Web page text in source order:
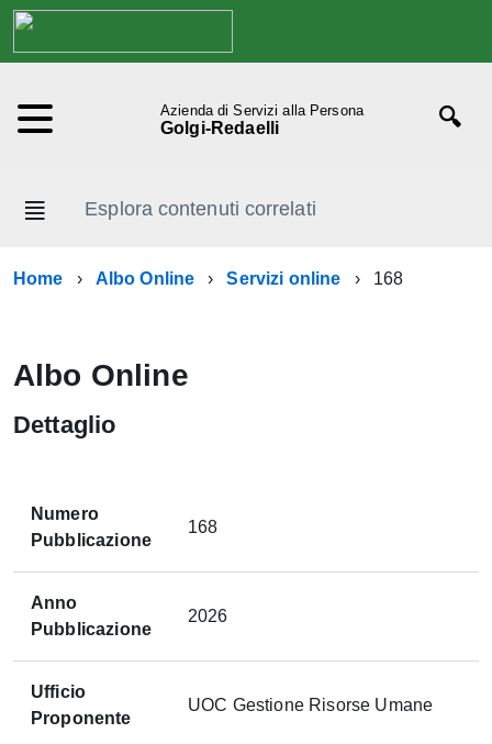
Azienda di Servizi alla Persona
Golgi-Redaelli
Esplora contenuti correlati
Home Albo Online Servizi online 168
Albo Online
Dettaglio
Numero
Pubblicazione
168
Anno
Pubblicazione
2026
Ufficio
Proponente
UOC Gestione Risorse Umane